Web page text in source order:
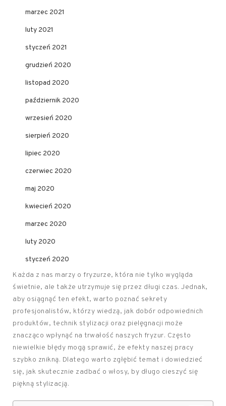
marzec 2021
luty 2021
styczeń 2021
grudzień 2020
listopad 2020
październik 2020
wrzesień 2020
sierpień 2020
lipiec 2020
czerwiec 2020
maj 2020
kwiecień 2020
marzec 2020
luty 2020
styczeń 2020
Każda z nas marzy o fryzurze, która nie tylko wygląda
świetnie, ale także utrzymuje się przez długi czas. Jednak,
aby osiągnąć ten efekt, warto poznać sekrety
profesjonalistów, którzy wiedzą, jak dobór odpowiednich
produktów, technik stylizacji oraz pielęgnacji może
znacząco wpłynąć na trwałość naszych fryzur. Często
niewielkie błędy mogą sprawić, że efekty naszej pracy
szybko znikną. Dlatego warto zgłębić temat i dowiedzieć
się, jak skutecznie zadbać o włosy, by długo cieszyć się
piękną stylizacją.